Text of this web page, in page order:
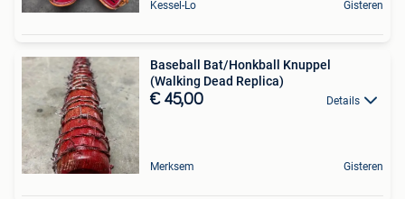
Kessel-Lo Gisteren
Baseball Bat/Honkball Knuppel
(Walking Dead Replica)
€ 45,00 Details
Merksem Gisteren